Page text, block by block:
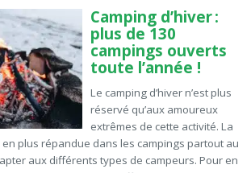
Camping d’hiver :
plus de 130
campings ouverts
toute l’année !
Le camping d’hiver n’est plus
réservé qu’aux amoureux
extrêmes de cette activité. La
plus répandue dans les campings partout au
aux différents types de campeurs. Pour en